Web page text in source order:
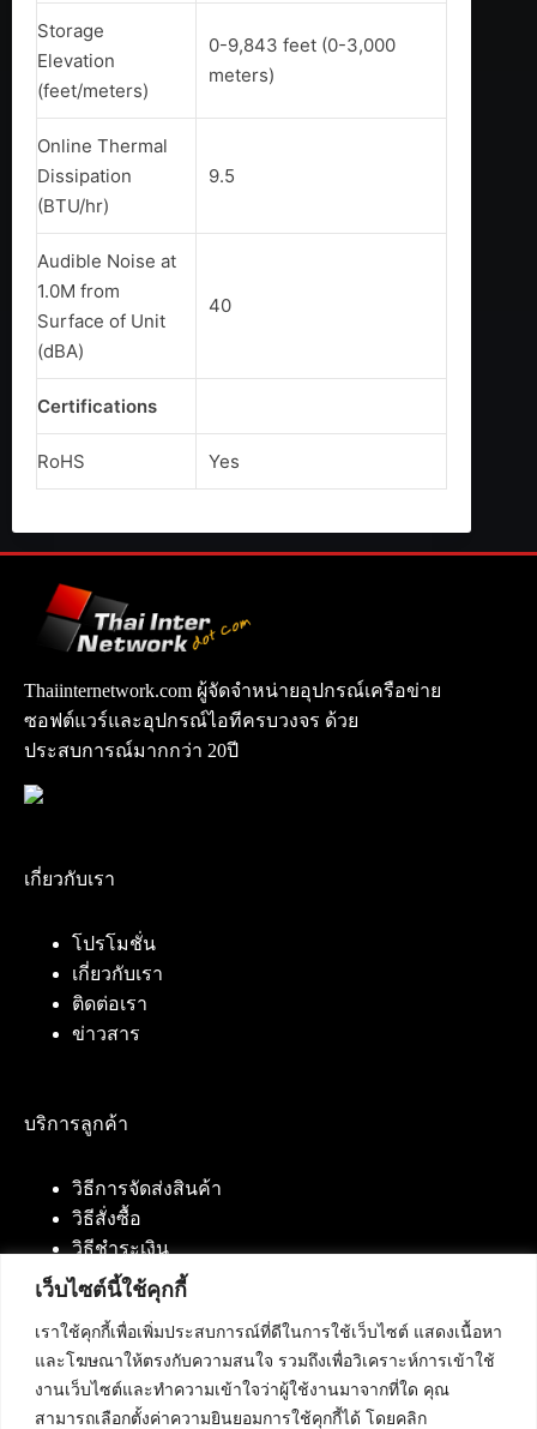
เว็บไซต์นี้ใช้คุกกี้
เราใช้คุกกี้เพื่อเพิ่มประสบการณ์ที่ดีในการใช้เว็บไซต์ แสดงเนื้อหา
และโฆษณาให้ตรงกับความสนใจ รวมถึงเพื่อวิเคราะห์การเข้าใช้
งานเว็บไซต์และทำความเข้าใจว่าผู้ใช้งานมาจากที่ใด คุณ
สามารถเลือกตั้งค่าความยินยอมการใช้คุกกี้ได้ โดยคลิก
Storage
Elevation
(feet/meters)
0-9,843 feet (0-3,000
meters)
Online Thermal
Dissipation
(BTU/hr)
9.5
Audible Noise at
1.0M from
Surface of Unit
(dBA)
40
Certifications
RoHS Yes
Thaiinternetwork.com ผู้จัดจำหน่ายอุปกรณ์เครือข่าย
ซอฟต์แวร์และอุปกรณ์ไอทีครบวงจร ด้วย
ประสบการณ์มากกว่า 20ปี
เกี่ยวกับเรา
โปรโมชั่น
เกี่ยวกับเรา
ติดต่อเรา
ข่าวสาร
บริการลูกค้า
วิธีการจัดส่งสินค้า
วิธีสั่งซื้อ
วิธีชำระเงิน
ติดต่อเรา
บริษัท เน็ทฟิวชั่น คอมมิวนิเคชั่น จำกัด 420/94 ถนน